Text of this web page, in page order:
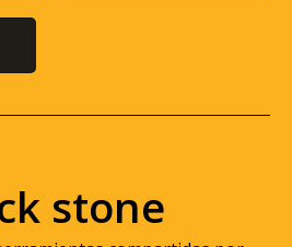
stone